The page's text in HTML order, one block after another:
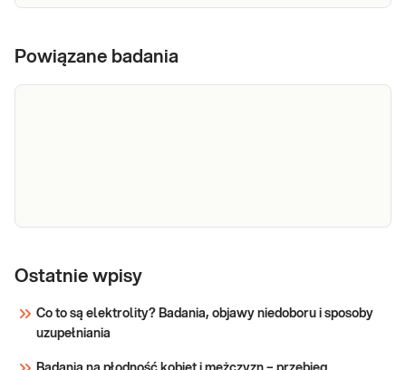
Powiązane badania
Ostatnie wpisy
Co to są elektrolity? Badania, objawy niedoboru i sposoby
uzupełniania